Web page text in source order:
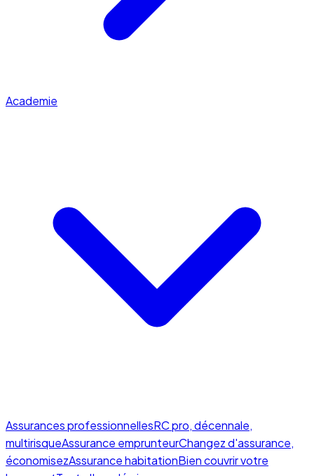
Academie
Assurances professionnellesRC pro, décennale,
multirisqueAssurance emprunteurChangez d'assurance,
économisezAssurance habitationBien couvrir votre